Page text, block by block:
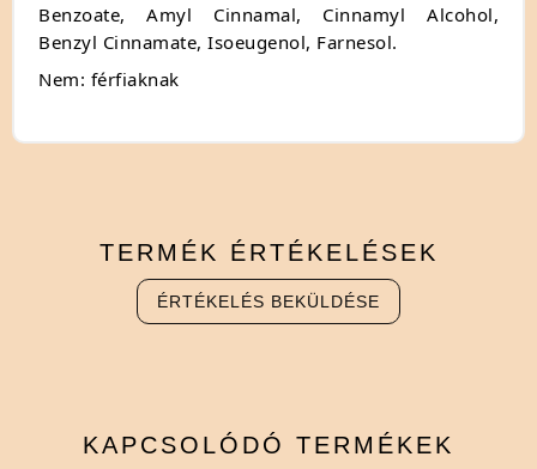
Benzoate, Amyl Cinnamal, Cinnamyl Alcohol,
Benzyl Cinnamate, Isoeugenol, Farnesol.
Nem: férfiaknak
TERMÉK ÉRTÉKELÉSEK
ÉRTÉKELÉS BEKÜLDÉSE
KAPCSOLÓDÓ TERMÉKEK